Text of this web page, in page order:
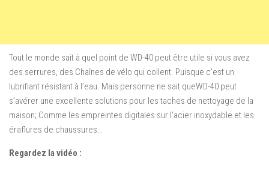
Tout le monde sait à quel point de WD-40 peut être utile si vous avez
des serrures, des Chaînes de vélo qui collent. Puisque c’est un
lubrifiant résistant à l’eau. Mais personne ne sait queWD-40 peut
s’avérer une excellente solutions pour les taches de nettoyage de la
maison; Comme les empreintes digitales sur l’acier inoxydable et les
éraflures de chaussures…
Regardez la vidéo :